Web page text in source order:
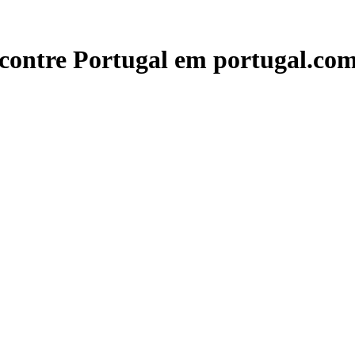
Portugal em